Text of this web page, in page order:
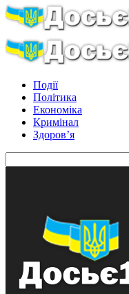
Події
Політика
Економіка
Кримінал
Здоров’я